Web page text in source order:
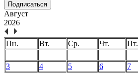
Подписаться
Август
2026
Пн. Вт. Ср. Чт. Пт.
3
4 5 6 7